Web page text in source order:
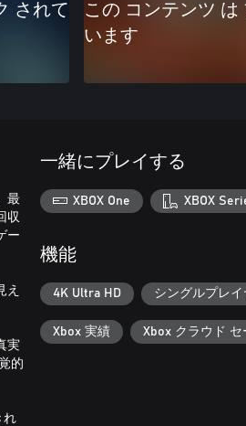
されて
この コンテンツ は
います
最
収
ー
え
実
的
れ
一緒にプレイする
XBOX One XBOX
機能
4K Ultra HD シングルプレイ
Xbox 実績 Xbox クラウド セ